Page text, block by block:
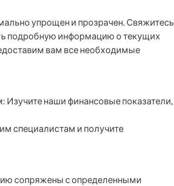
упрощен и прозрачен. Свяжитесь
подробную информацию о текущих
вам все необходимые
наши финансовые показатели,
специалистам и получите
сопряжены с определенными